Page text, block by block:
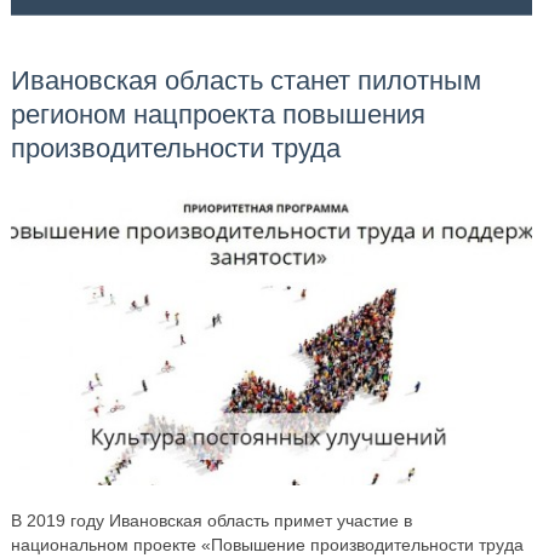
Ивановская область станет пилотным
регионом нацпроекта повышения
производительности труда
В 2019 году Ивановская область примет участие в
национальном проекте «Повышение производительности труда